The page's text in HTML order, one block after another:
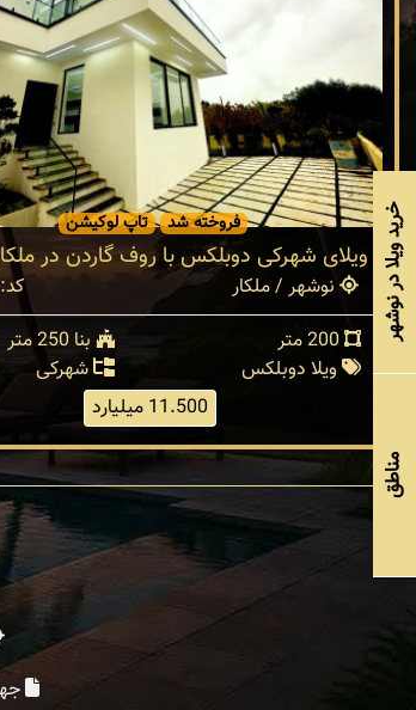
فروخته شد تاپ لوکیشن
ویلای شهرکی دوبلکس با روف گاردن در
نوشهر / ملکار
کد: 38205
بنا 250 متر
ویلا دوبلکس
شهرکی
11.500 میلیارد
خرید ویلا در نوشهر
مناطق